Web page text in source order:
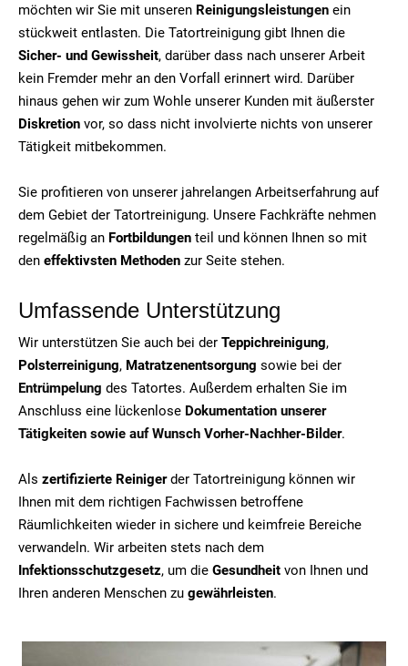
möchten wir Sie mit unseren Reinigungsleistungen ein
stückweit entlasten. Die Tatortreinigung gibt Ihnen die
Sicher- und Gewissheit, darüber dass nach unserer Arbeit
kein Fremder mehr an den Vorfall erinnert wird. Darüber
hinaus gehen wir zum Wohle unserer Kunden mit äußerster
Diskretion vor, so dass nicht involvierte nichts von unserer
Tätigkeit mitbekommen.
Sie profitieren von unserer jahrelangen Arbeitserfahrung auf
dem Gebiet der Tatortreinigung. Unsere Fachkräfte nehmen
regelmäßig an Fortbildungen teil und können Ihnen so mit
den effektivsten Methoden zur Seite stehen.
Umfassende Unterstützung
Wir unterstützen Sie auch bei der Teppichreinigung,
Polsterreinigung, Matratzenentsorgung sowie bei der
Entrümpelung des Tatortes. Außerdem erhalten Sie im
Anschluss eine lückenlose Dokumentation unserer
Tätigkeiten sowie auf Wunsch Vorher-Nachher-Bilder.
Als zertifizierte Reinigerder Tatortreinigung können wir
Ihnen mit dem richtigen Fachwissen betroffene
Räumlichkeiten wieder in sichere und keimfreie Bereiche
verwandeln. Wir arbeiten stets nach dem
Infektionsschutzgesetz, um die Gesundheit von Ihnen und
Ihren anderen Menschen zu gewährleisten.